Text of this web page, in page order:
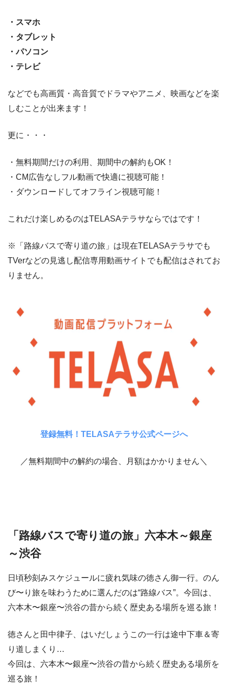
・スマホ
・タブレット
・パソコン
・テレビ
などでも高画質・高音質でドラマやアニメ、映画などを楽
しむことが出来ます！
更に・・・
・無料期間だけの利用、期間中の解約もOK！
・CM広告なしフル動画で快適に視聴可能！
・ダウンロードしてオフライン視聴可能！
これだけ楽しめるのはTELASAテラサならではです！
※「路線バスで寄り道の旅」は現在TELASAテラサでも
TVerなどの見逃し配信専用動画サイトでも配信はされてお
りません。
登録無料！TELASAテラサ公式ページへ
／無料期間中の解約の場合、月額はかかりません＼
「路線バスで寄り道の旅」六本木～銀座
～渋谷
日頃秒刻みスケジュールに疲れ気味の徳さん御一行。のん
び〜り旅を味わうために選んだのは“路線バス”。今回は、
六本木〜銀座〜渋谷の昔から続く歴史ある場所を巡る旅！
徳さんと田中律子、はいだしょうこの一行は途中下車＆寄
り道しまくり…
今回は、六本木〜銀座〜渋谷の昔から続く歴史ある場所を
巡る旅！